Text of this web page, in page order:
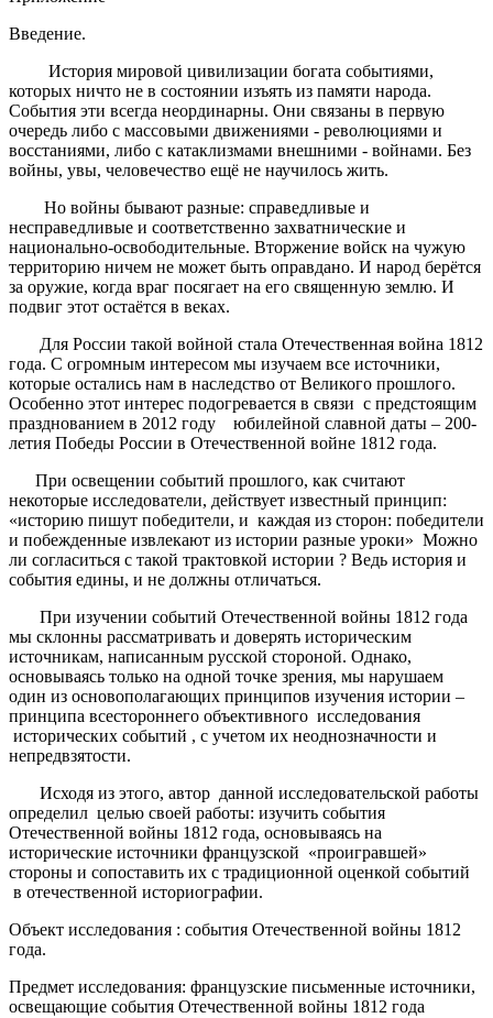
Введение.
История мировой цивилизации богата событиями,
которых ничто не в состоянии изъять из памяти народа.
События эти всегда неординарны. Они связаны в первую
очередь либо с массовыми движениями - революциями и
восстаниями, либо с катаклизмами внешними - войнами. Без
войны, увы, человечество ещё не научилось жить.
Но войны бывают разные: справедливые и
несправедливые и соответственно захватнические и
национально-освободительные. Вторжение войск на чужую
территорию ничем не может быть оправдано. И народ берётся
за оружие, когда враг посягает на его священную землю. И
подвиг этот остаётся в веках.
Для России такой войной стала Отечественная война 1812
года. С огромным интересом мы изучаем все источники,
которые остались нам в наследство от Великого прошлого.
Особенно этот интерес подогревается в связи с предстоящим
празднованием в 2012 году юбилейной славной даты – 200-
летия Победы России в Отечественной войне 1812 года.
При освещении событий прошлого, как считают
некоторые исследователи, действует известный принцип:
«историю пишут победители, и каждая из сторон: победители
и побежденные извлекают из истории разные уроки» Можно
ли согласиться с такой трактовкой истории ? Ведь история и
события едины, и не должны отличаться.
При изучении событий Отечественной войны 1812 года
мы склонны рассматривать и доверять историческим
источникам, написанным русской стороной. Однако,
основываясь только на одной точке зрения, мы нарушаем
один из основополагающих принципов изучения истории –
принципа всестороннего объективного исследования
исторических событий , с учетом их неоднозначности и
непредвзятости.
Исходя из этого, автор данной исследовательской работы
определил целью своей работы: изучить события
Отечественной войны 1812 года, основываясь на
исторические источники французской «проигравшей»
стороны и сопоставить их с традиционной оценкой событий
в отечественной историографии.
Объект исследования : события Отечественной войны 1812
года.
Предмет исследования: французские письменные источники,
освещающие события Отечественной войны 1812 года